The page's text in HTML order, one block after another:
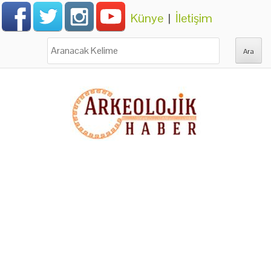
Künye | İletişim